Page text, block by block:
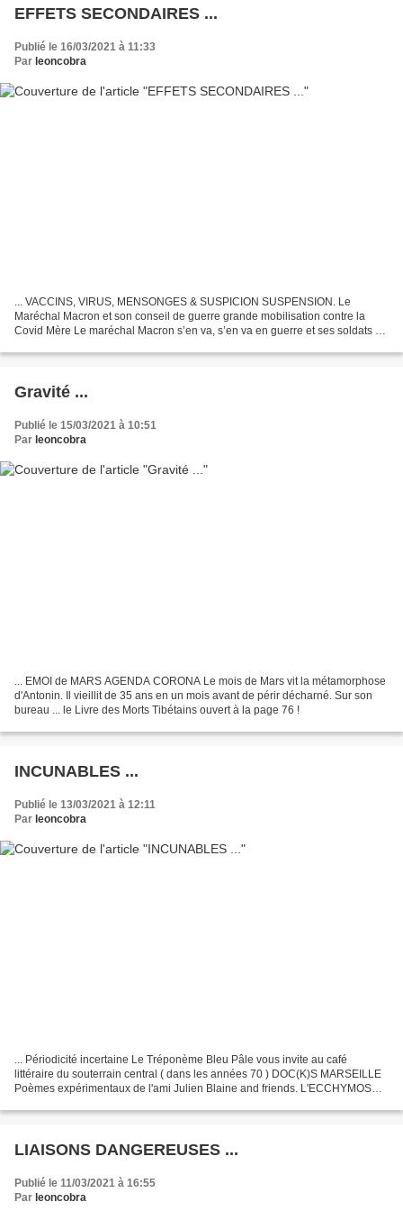
EFFETS SECONDAIRES ...
Publié le 16/03/2021 à 11:33
Par leoncobra
... VACCINS, VIRUS, MENSONGES & SUSPICION SUSPENSION. Le
Maréchal Macron et son conseil de guerre grande mobilisation contre la
Covid Mère Le maréchal Macron s’en va, s’en va en guerre et ses soldats de
Gravité ...
Publié le 15/03/2021 à 10:51
Par leoncobra
... EMOI de MARS AGENDA CORONA Le mois de Mars vit la métamorphose
d'Antonin. Il vieillit de 35 ans en un mois avant de périr décharné. Sur son
bureau ... le Livre des Morts Tibétains ouvert à la page 76 !
INCUNABLES ...
Publié le 13/03/2021 à 12:11
Par leoncobra
... Périodicité incertaine Le Tréponème Bleu Pâle vous invite au café
littéraire du souterrain central ( dans les années 70 ) DOC(K)S MARSEILLE
Poèmes expérimentaux de l'ami Julien Blaine and friends. L'ECCHYMOSE
LIAISONS DANGEREUSES ...
Publié le 11/03/2021 à 16:55
Par leoncobra